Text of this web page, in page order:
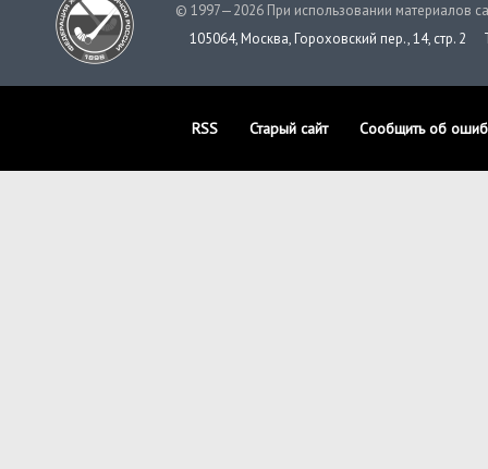
© 1997—2026 При использовании материалов
105064, Москва, Гороховский пер., 14, стр. 2
RSS Старый сайт Сообщить об